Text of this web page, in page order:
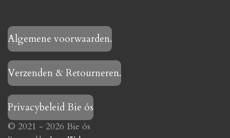
Algemene voorwaarden.
Verzenden & Retourneren.
Privacybeleid Bie ós
© 2021 - 2026 Bie ós